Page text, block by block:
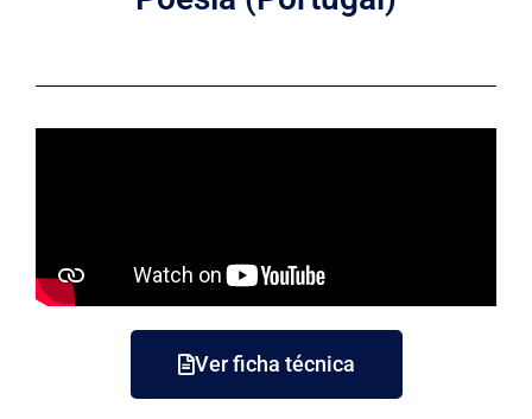
Ver ficha técnica